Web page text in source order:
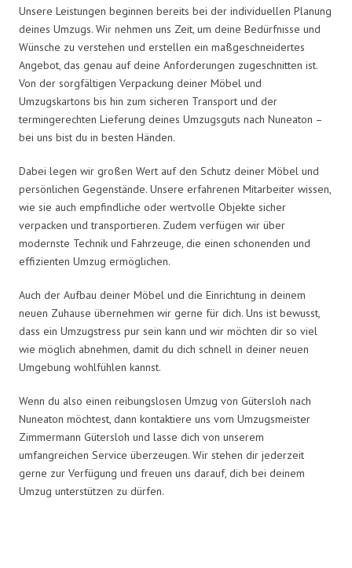
Unsere Leistungen beginnen bereits bei der individuellen Planung
deines Umzugs. Wir nehmen uns Zeit, um deine Bedürfnisse und
Wünsche zu verstehen und erstellen ein maßgeschneidertes
Angebot, das genau auf deine Anforderungen zugeschnitten ist.
Von der sorgfältigen Verpackung deiner Möbel und
Umzugskartons bis hin zum sicheren Transport und der
termingerechten Lieferung deines Umzugsguts nach Nuneaton –
bei uns bist du in besten Händen.
Dabei legen wir großen Wert auf den Schutz deiner Möbel und
persönlichen Gegenstände. Unsere erfahrenen Mitarbeiter wissen,
wie sie auch empfindliche oder wertvolle Objekte sicher
verpacken und transportieren. Zudem verfügen wir über
modernste Technik und Fahrzeuge, die einen schonenden und
effizienten Umzug ermöglichen.
Auch der Aufbau deiner Möbel und die Einrichtung in deinem
neuen Zuhause übernehmen wir gerne für dich. Uns ist bewusst,
dass ein Umzugstress pur sein kann und wir möchten dir so viel
wie möglich abnehmen, damit du dich schnell in deiner neuen
Umgebung wohlfühlen kannst.
Wenn du also einen reibungslosen Umzug von Gütersloh nach
Nuneaton möchtest, dann kontaktiere uns vom Umzugsmeister
Zimmermann Gütersloh und lasse dich von unserem
umfangreichen Service überzeugen. Wir stehen dir jederzeit
gerne zur Verfügung und freuen uns darauf, dich bei deinem
Umzug unterstützen zu dürfen.